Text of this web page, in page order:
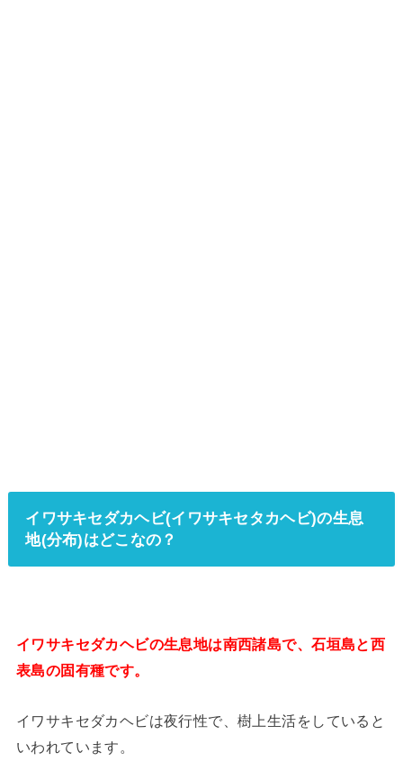
イワサキセダカヘビ(イワサキセタカヘビ)の生息
地(分布)はどこなの？
イワサキセダカヘビの生息地は南西諸島で、石垣島と西
表島の固有種です。
イワサキセダカヘビは夜行性で、樹上生活をしていると
いわれています。